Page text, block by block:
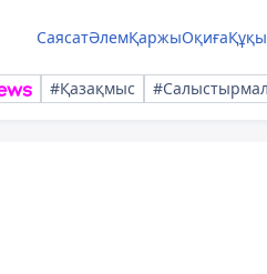
СаясатӘлемҚаржыОқиға
#Қазақмыс